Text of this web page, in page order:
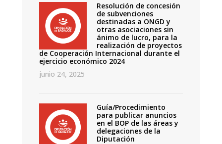
Resolución de concesión
de subvenciones
destinadas a ONGD y
otras asociaciones sin
ánimo de lucro, para la
realización de proyectos
de Cooperación Internacional durante el
ejercicio económico 2024
junio 24, 2025
Guía/Procedimiento
para publicar anuncios
en el BOP de las áreas y
delegaciones de la
Diputación